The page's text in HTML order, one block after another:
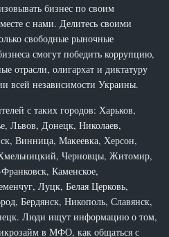
бизнес по своим
с нами. Делитесь своими
свободные рыночные
смогут победить коррупцию,
отрасли, олигархат и диктатуру
всей независимости Украины.
с таких городов: Харьков,
Львов, Донецк, Николаев,
Винница, Макеевка, Херсон,
Черновцы, Житомир,
Каменское,
Луцк, Белая Церковь,
Бердянск, Никополь, Славянск,
Люди ищут информацию о том,
в МФО, как общаться с